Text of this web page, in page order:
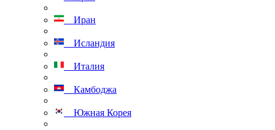
Иран
Исландия
Италия
Камбоджа
Южная Корея